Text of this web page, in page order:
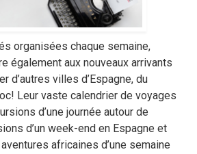
organisées chaque semaine,
également aux nouveaux arrivants
d’autres villes d’Espagne, du
Leur vaste calendrier de voyages
d’une journée autour de
d’un week-end en Espagne et
africaines d’une semaine